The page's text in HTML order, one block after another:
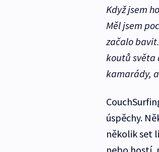
Když jsem
Měl jsem
začalo
koutů světa
kamarády,
úspěchy.
několik set